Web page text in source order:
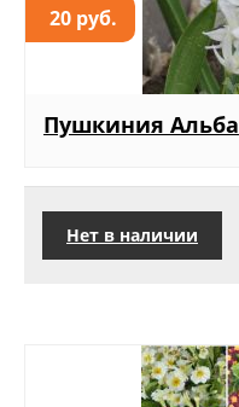
20 руб.
Пушкиния Альба
Нет в наличии